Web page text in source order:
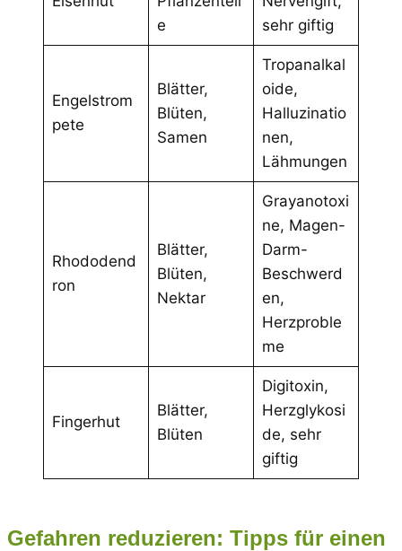
e
sehr giftig
Engelstrom
pete
Blätter,
Blüten,
Samen
Tropanalkal
oide,
Halluzinatio
nen,
Lähmungen
Rhododend
ron
Blätter,
Blüten,
Nektar
Grayanotoxi
ne, Magen-
Darm-
Beschwerd
en,
Herzproble
me
Fingerhut
Blätter,
Blüten
Digitoxin,
Herzglykosi
de, sehr
giftig
Gefahren reduzieren: Tipps für einen